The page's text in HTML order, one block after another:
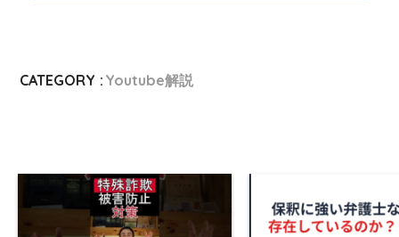
CATEGORY : Youtube解説